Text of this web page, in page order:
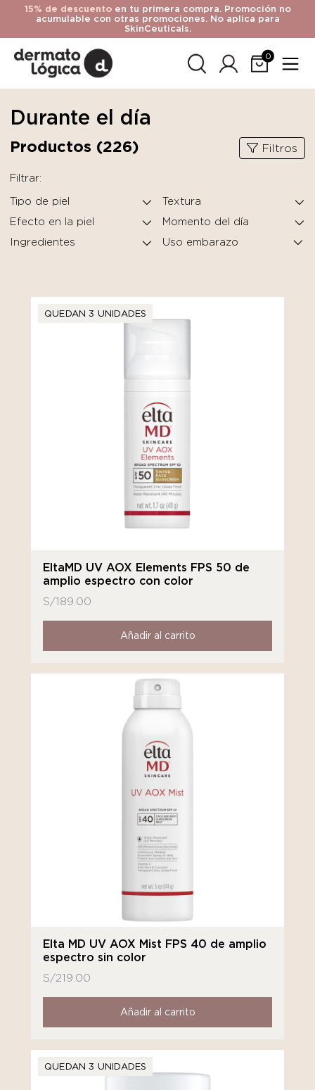
15% de descuentoen tu primera compra. Promoción no
acumulable con otras promociones. No aplica para
SkinCeuticals.
0
Durante el día
Productos (226) Filtros
Filtrar:
Tipo de piel
Textura
Efecto en la piel
Momento del día
Ingredientes
QUEDAN 3 UNIDADES
EltaMD UV AOX Elements FPS 50 de
amplio espectro con color
S/189.00
Añadir al carrito
Elta MD UV AOX Mist FPS 40 de amplio
espectro sin color
S/219.00
Añadir al carrito
QUEDAN 3 UNIDADES